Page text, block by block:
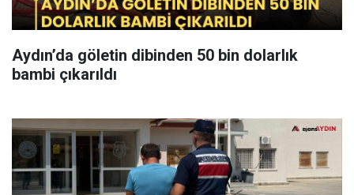
Aydın’da göletin dibinden 50 bin dolarlık
bambi çıkarıldı